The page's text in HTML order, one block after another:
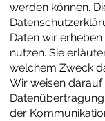
werden können.
Daten wir
nutzen. Sie
welchem Zweck
Wir weisen darauf
der